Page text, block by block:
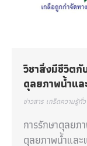
วิชาสิ่งมีชีวิตกั
ดุลยภาพน้ำแ
ข่าวสาร เกร็ดความรู้ทั่
การรักษาดุลยภ
ดุลยภาพน้ำแล